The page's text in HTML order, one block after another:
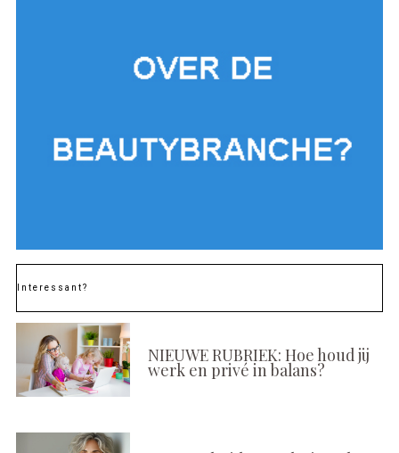
Interessant?
NIEUWE RUBRIEK: Hoe houd jij
werk en privé in balans?